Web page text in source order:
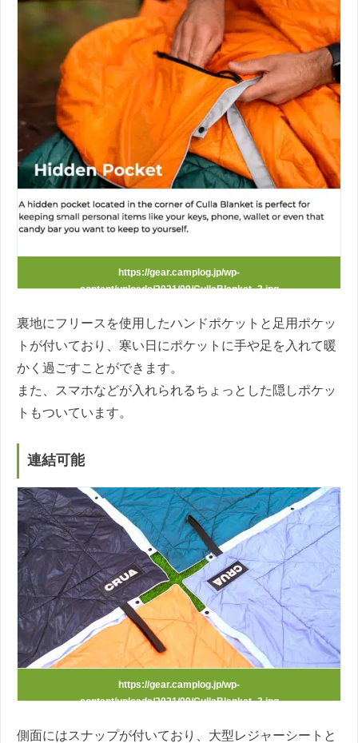
https://gear.camplog.jp/wp-
content/uploads/2021/09/CullaBlanket_3.jpg
裏地にフリースを使用したハンドポケットと足用ポケッ
トが付いており、寒い日にポケットに手や足を入れて暖
かく過ごすことができます。
また、スマホなどが入れられるちょっとした隠しポケッ
トもついています。
連結可能
https://gear.camplog.jp/wp-
content/uploads/2021/09/CullaBlanket_3.jpg
側面にはスナップが付いており、大型レジャーシートと